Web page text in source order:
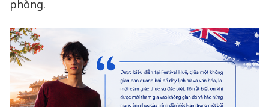
phòng.